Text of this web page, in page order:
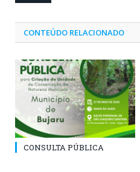
CONTEÚDO RELACIONADO
CONSULTA PÚBLICA